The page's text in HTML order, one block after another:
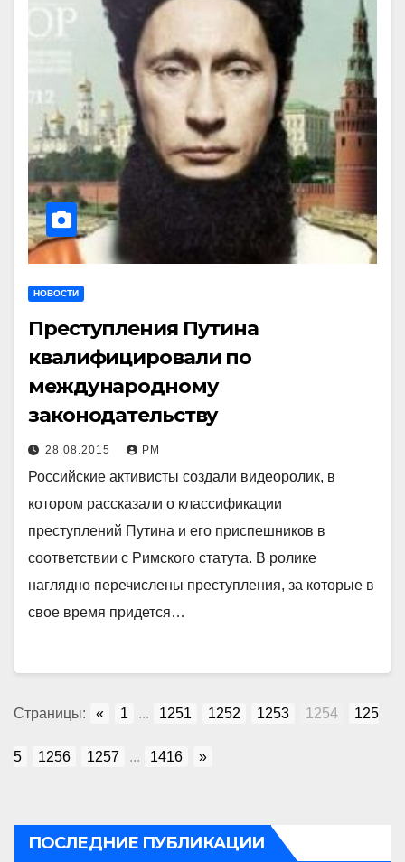
НОВОСТИ
Преступления Путина
квалифицировали по
международному
законодательству
28.08.2015 РМ
Российские активисты создали видеоролик, в
котором рассказали о классификации
преступлений Путина и его приспешников в
соответствии с Римского статута. В ролике
наглядно перечислены преступления, за которые в
свое время придется…
Страницы: « 1 ... 1251 1252 1253 1254 125
5 1256 1257 ... 1416 »
ПОСЛЕДНИЕ ПУБЛИКАЦИИ